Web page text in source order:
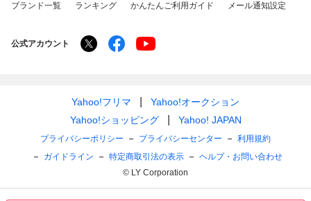
ブランド一覧 ランキング かんたんご利用ガイド メール通知設定
公式アカウント
Yahoo!フリマ
Yahoo!オークション
Yahoo!ショッピング
Yahoo! JAPAN
プライバシーポリシー プライバシーセンター
利用規約
ガイドライン
特定商取引法の表示
ヘルプ・お問い合わせ
© LY Corporation